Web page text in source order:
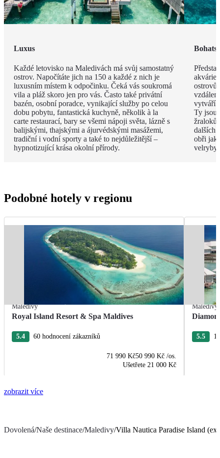
Luxus
Každé letovisko na Maledivách má svůj samostatný
ostrov. Napočítáte jich na 150 a každé z nich je
luxusním místem k odpočinku. Čeká vás soukromá
vila a pláž skoro jen pro vás. Často také privátní
bazén, osobní poradce, vynikající služby po celou
dobu pobytu, fantastická kuchyně, několik à la
carte restaurací, bary se všemi nápoji světa, lázně s
balijskými, thajskými a ájurvédskými masážemi,
tradiční i vodní sporty a také to nejdůležitější –
hypnotizující krása okolní přírody.
ostrovů
vytváří
Ty jsou
dalších
obři
velryby.
Podobné hotely v regionu
Maledivy
Royal Island Resort & Spa Maldives
5.4 60 hodnocení zákazníků
71 990 Kč50 990 Kč /os.
Ušetřete 21 000 Kč
Maledivy
5.5
zobrazit více
Dovolená/Naše destinace/Maledivy/Villa Nautica Paradise Island